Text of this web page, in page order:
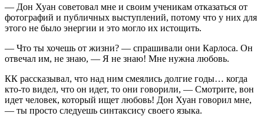
— Дон Хуан советовал мне и своим ученикам отказаться от
фотографий и публичных выступлений, потому что у них для
этого не было энергии и это могло их истощить.
— Что ты хочешь от жизни? — спрашивали они Карлоса. Он
отвечал им, не знаю, — Я не знаю! Мне нужна любовь.
КК рассказывал, что над ним смеялись долгие годы… когда
кто-то видел, что он идет, то они говорили, — Смотрите, вон
идет человек, который ищет любовь! Дон Хуан говорил мне,
— ты просто следуешь синтаксису своего языка.